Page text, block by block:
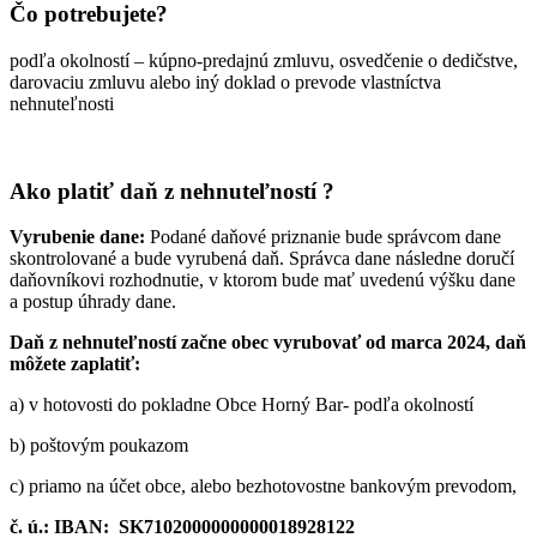
Čo potrebujete?
podľa okolností – kúpno-predajnú zmluvu, osvedčenie o dedičstve,
darovaciu zmluvu alebo iný doklad o prevode vlastníctva
nehnuteľnosti
Ako platiť daň z nehnuteľností ?
Vyrubenie dane: Podané daňové priznanie bude správcom dane
skontrolované a bude vyrubená daň. Správca dane následne doručí
daňovníkovi rozhodnutie, v ktorom bude mať uvedenú výšku dane
a postup úhrady dane.
Daň z nehnuteľností začne obec vyrubovať od marca 2024, daň
môžete zaplatiť:
a) v hotovosti do pokladne Obce Horný Bar- podľa okolností
b) poštovým poukazom
c) priamo na účet obce, alebo bezhotovostne bankovým prevodom,
č. ú.: IBAN: SK7102000000000018928122